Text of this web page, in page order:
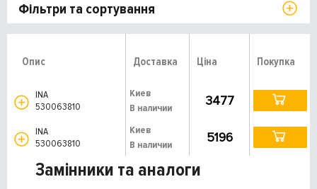
Фільтри та сортування
Опис Доставка Ціна Покупка
INA
530063810
Киев
В наличии
3477
INA
530063810
Киев
В наличии
5196
Замінники та аналоги